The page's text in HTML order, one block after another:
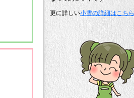
更に詳しい小雪の詳細はこちら